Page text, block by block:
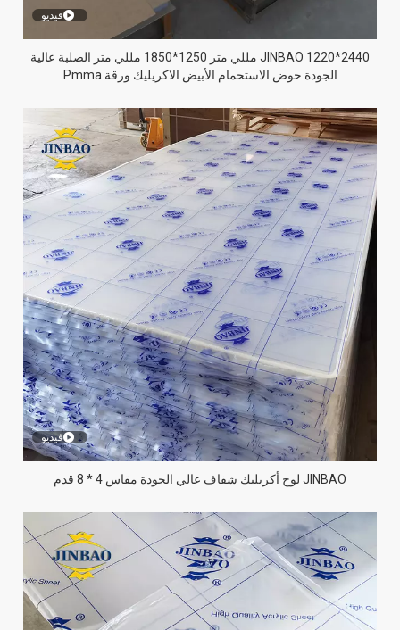
فيديو
JINBAO 1220*2440 مللي متر 1250*1850 مللي متر الصلبة عالية
الجودة حوض الاستحمام الأبيض الاكريليك ورقة Pmma
فيديو
JINBAO لوح أكريليك شفاف عالي الجودة مقاس 4 * 8 قدم